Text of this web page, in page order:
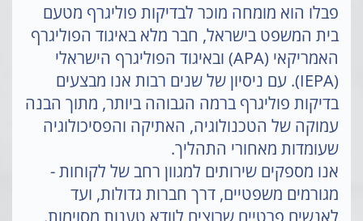
פבלו הוא מומחה מוכר לבדיקות פוליגרף מטעם
בית המשפט בישראל, חבר מלא באיגוד הפוליגרף
האמריקאי (APA) ובאיגוד הפוליגרף הישראלי
(IEPA). עם ניסיון של שנים רבות אנו מבצעים
בדיקות פוליגרף ברמה הגבוהה ביותר, מתוך הבנה
עמוקה של הטכנולוגיה, האתיקה והפסיכולוגיה
שעומדות מאחורי התהליך.
אנו מספקים שירותים למגוון רחב של לקוחות -
מגורמים משפטיים, דרך חברות גדולות, ועד
לאנשים פרטיים שרוצים לוודא טענות מסוימות.